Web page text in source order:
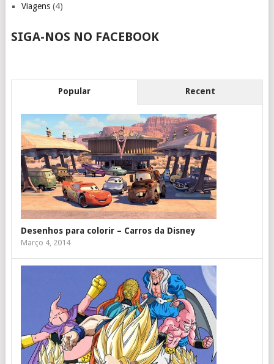
Viagens(4)
SIGA-NOS NO FACEBOOK
Popular Recent
Desenhos para colorir – Carros da Disney
Março 4, 2014